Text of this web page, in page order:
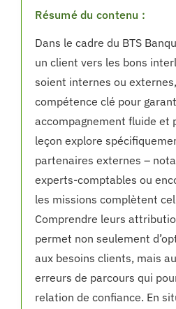
Résumé du contenu :
Dans le cadre du BTS
un client vers les bons
soient internes ou
compétence clé pour
accompagnement fluide et
leçon explore
partenaires externes –
experts-comptables ou
les missions complètent
Comprendre leurs
permet non seulement
aux besoins clients, mais
erreurs de parcours qui
relation de confiance. En